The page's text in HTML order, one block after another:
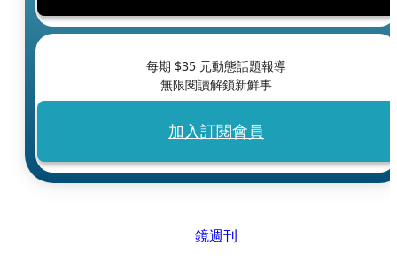
每期 $35 元動態話題報導
無限閱讀解鎖新鮮事
加入訂閱會員
鏡週刊